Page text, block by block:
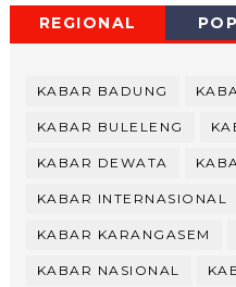
REGIONAL
KABAR BADUNG
KABAR BULELENG
KABAR DEWATA
KABAR INTERNASIONAL
KABAR KARANGASEM
KABAR NASIONAL